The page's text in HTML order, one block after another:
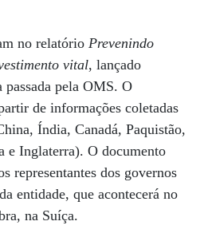
no relatório Prevenindo
vital, lançado
passada pela OMS. O
de informações coletadas
Índia, Canadá, Paquistão,
e Inglaterra). O documento
representantes dos governos
entidade, que acontecerá no
na Suíça.